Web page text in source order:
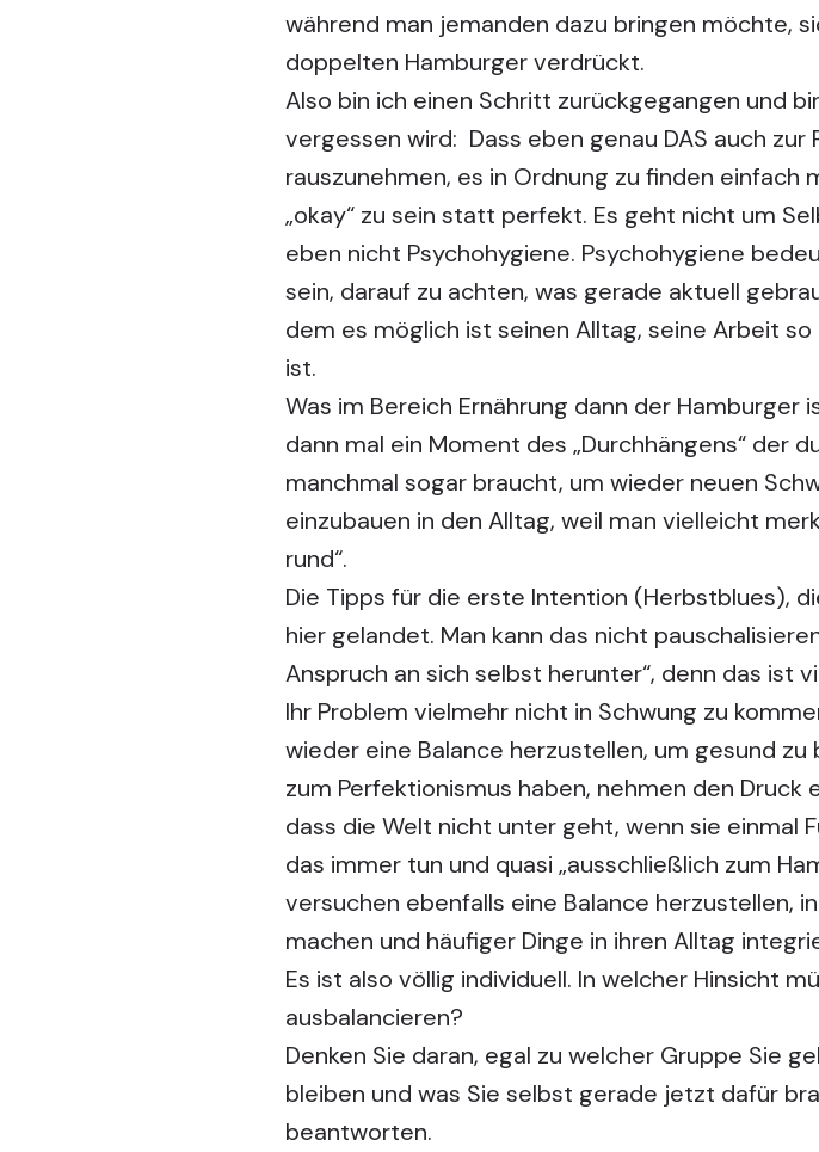
während man jemanden dazu bringen möchte,
doppelten Hamburger verdrückt.
Also bin ich einen Schritt zurückgegangen und
vergessen wird: Dass eben genau DAS auch zur
rauszunehmen, es in Ordnung zu finden einfach
„okay“ zu sein statt perfekt. Es geht nicht um
eben nicht Psychohygiene. Psychohygiene
sein, darauf zu achten, was gerade aktuell
dem es möglich ist seinen Alltag, seine Arbeit
ist.
Was im Bereich Ernährung dann der
dann mal ein Moment des „Durchhängens“ der
manchmal sogar braucht, um wieder neuen
einzubauen in den Alltag, weil man vielleicht
rund“.
Die Tipps für die erste Intention (Herbstblues),
hier gelandet. Man kann das nicht
Anspruch an sich selbst herunter“, denn das ist
Ihr Problem vielmehr nicht in Schwung zu
wieder eine Balance herzustellen, um gesund
zum Perfektionismus haben, nehmen den
dass die Welt nicht unter geht, wenn sie einmal
das immer tun und quasi „ausschließlich zum
versuchen ebenfalls eine Balance herzustellen,
machen und häufiger Dinge in ihren Alltag
Es ist also völlig individuell. In welcher Hinsicht
ausbalancieren?
Denken Sie daran, egal zu welcher Gruppe Sie
bleiben und was Sie selbst gerade jetzt dafür
beantworten.